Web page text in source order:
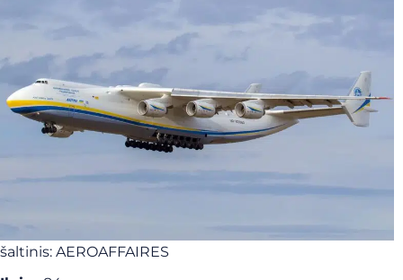
šaltinis: AEROAFFAIRES